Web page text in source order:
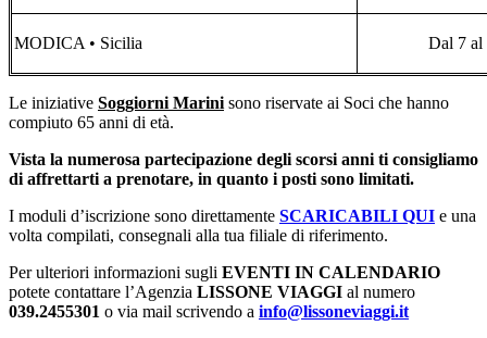
MODICA • Sicilia Dal 7 al
Le iniziative Soggiorni Marini sono riservate ai Soci che hanno
compiuto 65 anni di età.
Vista la numerosa partecipazione degli scorsi anni ti consigliamo
di affrettarti a prenotare, in quanto i posti sono limitati.
I moduli d’iscrizione sono direttamente SCARICABILI QUI e una
volta compilati, consegnali alla tua filiale di riferimento.
Per ulteriori informazioni sugli EVENTI IN CALENDARIO
potete contattare l’Agenzia LISSONE VIAGGI al numero
039.2455301 o via mail scrivendo a info@lissoneviaggi.it